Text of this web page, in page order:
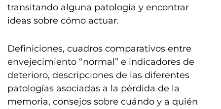
transitando alguna patología y encontrar
ideas sobre cómo actuar.
Definiciones, cuadros comparativos entre
envejecimiento “normal” e indicadores de
deterioro, descripciones de las diferentes
patologías asociadas a la pérdida de la
memoria, consejos sobre cuándo y a quién